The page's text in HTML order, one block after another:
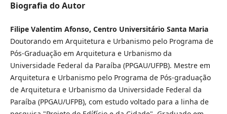
Biografia do Autor
Filipe Valentim Afonso, Centro Universitário Santa Maria
Doutorando em Arquitetura e Urbanismo pelo Programa de
Pós-Graduação em Arquitetura e Urbanismo da
Universidade Federal da Paraíba (PPGAU/UFPB). Mestre em
Arquitetura e Urbanismo pelo Programa de Pós-graduação
de Arquitetura e Urbanismo da Universidade Federal da
Paraíba (PPGAU/UFPB), com estudo voltado para a linha de